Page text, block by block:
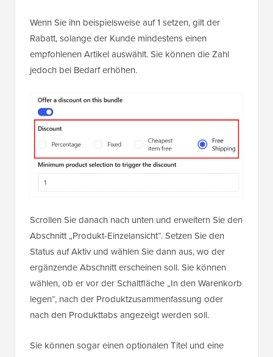
Wenn Sie ihn beispielsweise auf 1 setzen, gilt der
Rabatt, solange der Kunde mindestens einen
empfohlenen Artikel auswählt. Sie können die Zahl
jedoch bei Bedarf erhöhen.
Scrollen Sie danach nach unten und erweitern Sie den
Abschnitt „Produkt-Einzelansicht“. Setzen Sie den
Status auf Aktiv und wählen Sie dann aus, wo der
ergänzende Abschnitt erscheinen soll. Sie können
wählen, ob er vor der Schaltfläche „In den Warenkorb
legen“, nach der Produktzusammenfassung oder
nach den Produkttabs angezeigt werden soll.
Sie können sogar einen optionalen Titel und eine